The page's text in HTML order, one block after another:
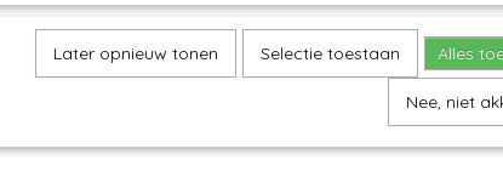
Later opnieuw tonen Selectie toestaan Alles
Nee, niet